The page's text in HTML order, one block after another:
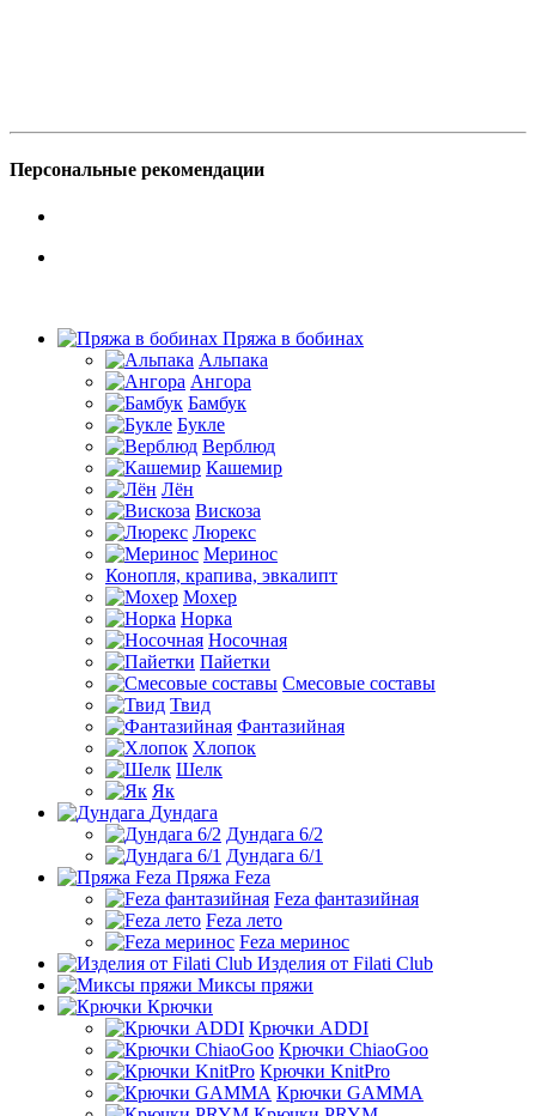
Персональные рекомендации
Пряжа в бобинах
Альпака
Ангора
Бамбук
Букле
Верблюд
Кашемир
Лён
Вискоза
Люрекс
Меринос
Конопля, крапива, эвкалипт
Мохер
Норка
Носочная
Пайетки
Смесовые составы
Твид
Фантазийная
Хлопок
Шелк
Як
Дундага
Дундага 6/2
Дундага 6/1
Пряжа Feza
Feza фантазийная
Feza лето
Feza меринос
Изделия от Filati Club
Миксы пряжи
Крючки
Крючки ADDI
Крючки ChiaoGoo
Крючки KnitPro
Крючки GAMMA